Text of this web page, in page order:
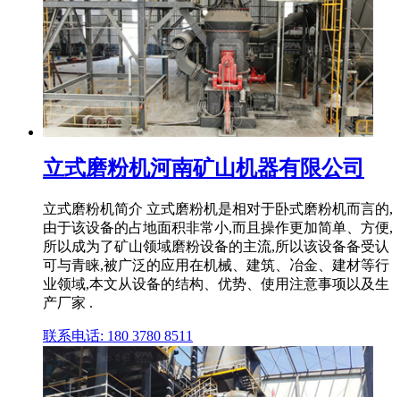
立式磨粉机河南矿山机器有限公司
立式磨粉机简介 立式磨粉机是相对于卧式磨粉机而言的,
由于该设备的占地面积非常小,而且操作更加简单、方便,
所以成为了矿山领域磨粉设备的主流,所以该设备备受认
可与青睐,被广泛的应用在机械、建筑、冶金、建材等行
业领域,本文从设备的结构、优势、使用注意事项以及生
产厂家 .
联系电话: 180 3780 8511